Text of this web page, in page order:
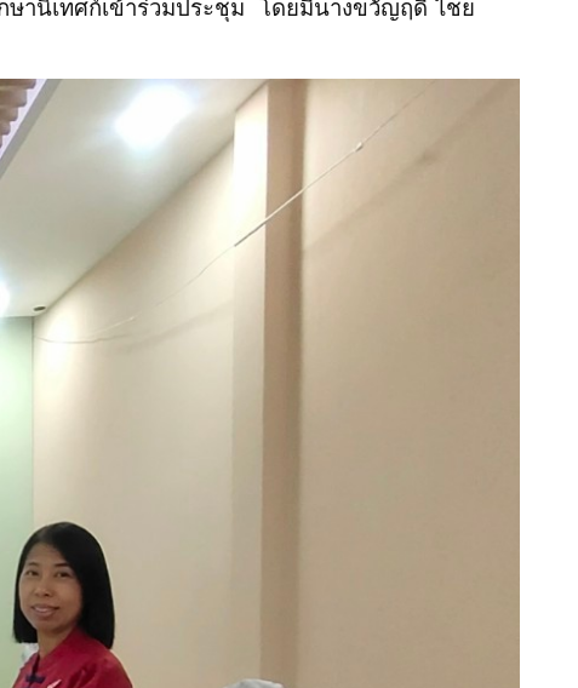
านิเทศก์เข้าร่วมประชุม โดยมีนางขวัญฤดี ไชย